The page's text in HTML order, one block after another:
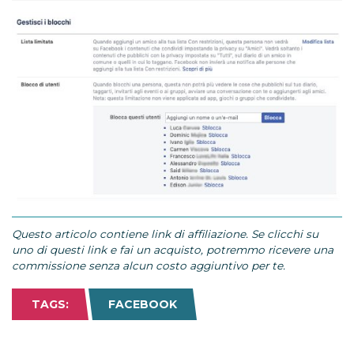
Questo articolo contiene link di affiliazione. Se clicchi su
uno di questi link e fai un acquisto, potremmo ricevere una
commissione senza alcun costo aggiuntivo per te.
TAGS: FACEBOOK